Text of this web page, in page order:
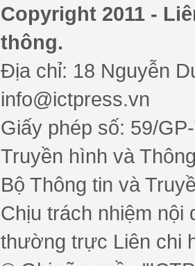
Copyright 2011 -
thông.
Địa chỉ: 18 Nguyễn
info@ictpress.vn
Giấy phép số: 59/
Truyền hình và
Bộ Thông tin và
Chịu trách nhiệm nội
thường trực Liên chi